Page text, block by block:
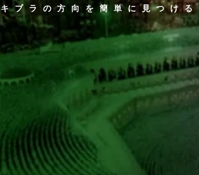
キブラの方向を簡単に見つける